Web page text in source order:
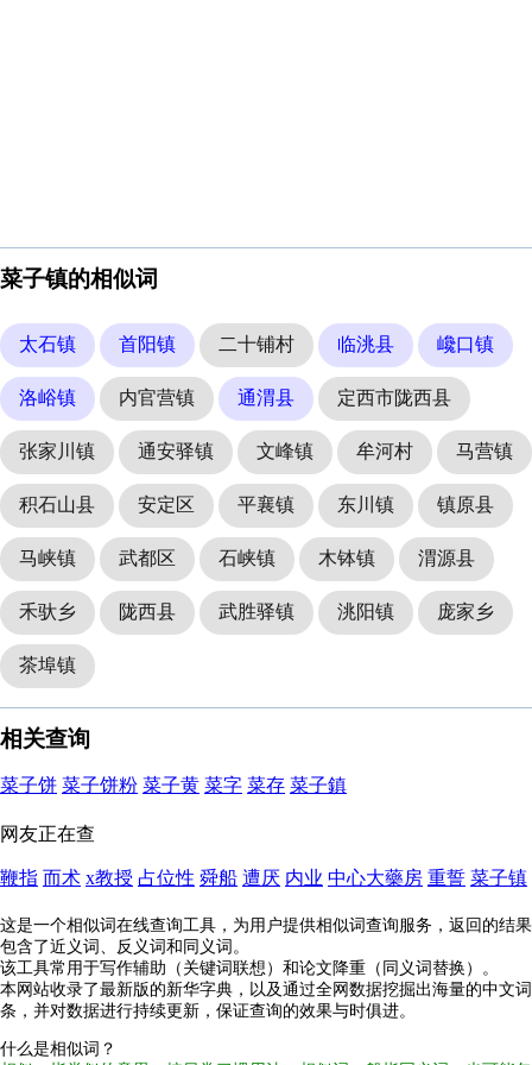
菜子镇的相似词
太石镇 首阳镇 二十铺村 临洮县 巉口镇
洛峪镇 内官营镇 通渭县 定西市陇西县
张家川镇 通安驿镇 文峰镇 牟河村 马营镇
积石山县 安定区 平襄镇 东川镇 镇原县
马峡镇 武都区 石峡镇 木钵镇 渭源县
禾驮乡 陇西县 武胜驿镇 洮阳镇 庞家乡
茶埠镇
相关查询
菜子饼 菜子饼粉 菜子黄 菜字 菜存 菜子鎮
网友正在查
鞭指 而术 x教授 占位性 舜船 遭厌 内业 中心大藥房 重誓 菜子镇
这是一个相似词在线查询工具，为用户提供相似词查询服务，返回的结果
包含了近义词、反义词和同义词。
该工具常用于写作辅助（关键词联想）和论文降重（同义词替换）。
本网站收录了最新版的新华字典，以及通过全网数据挖掘出海量的中文词
条，并对数据进行持续更新，保证查询的效果与时俱进。
什么是相似词？